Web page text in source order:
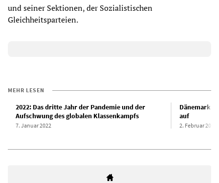
und seiner Sektionen, der Sozialistischen
Gleichheitsparteien.
MEHR LESEN
2022: Das dritte Jahr der Pandemie und der
Aufschwung des globalen Klassenkampfs
7. Januar 2022
Dänemark
auf
2. Februar 2022